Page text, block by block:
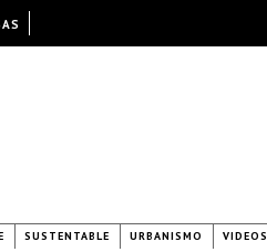
SUSTENTABLE URBANISMO VIDEOS